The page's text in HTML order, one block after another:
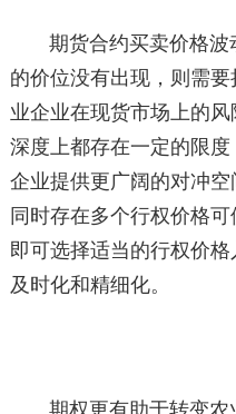
期货合约买卖价格
的价位没有出现，则需
业企业在现货市场上的
深度上都存在一定的限
企业提供更广阔的对冲
同时存在多个行权价格
即可选择适当的行权价
及时化和精细化。
期权更有助于转变